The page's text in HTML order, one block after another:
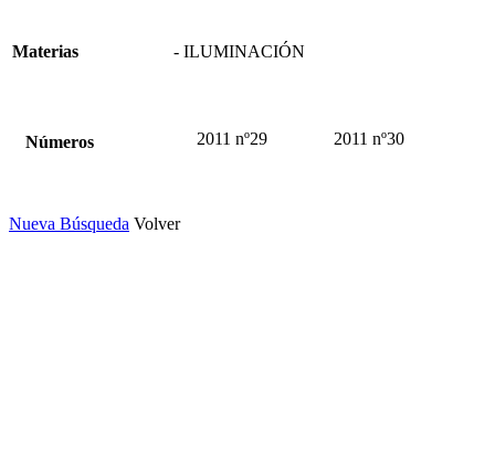
Materias - ILUMINACIÓN
Números 2011 nº29 2011 nº30
Nueva Búsqueda Volver